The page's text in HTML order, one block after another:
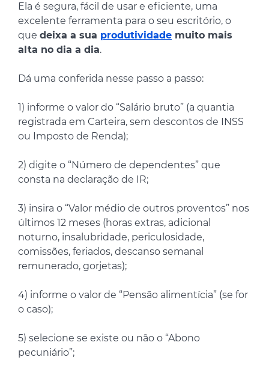
Ela é segura, fácil de usar e eficiente, uma
excelente ferramenta para o seu escritório, o
que deixa a sua produtividade muito mais
alta no dia a dia.
Dá uma conferida nesse passo a passo:
1) informe o valor do “Salário bruto” (a quantia
registrada em Carteira, sem descontos de INSS
ou Imposto de Renda);
2) digite o “Número de dependentes” que
consta na declaração de IR;
3) insira o “Valor médio de outros proventos” nos
últimos 12 meses (horas extras, adicional
noturno, insalubridade, periculosidade,
comissões, feriados, descanso semanal
remunerado, gorjetas);
4) informe o valor de “Pensão alimentícia” (se for
o caso);
5) selecione se existe ou não o “Abono
pecuniário”;